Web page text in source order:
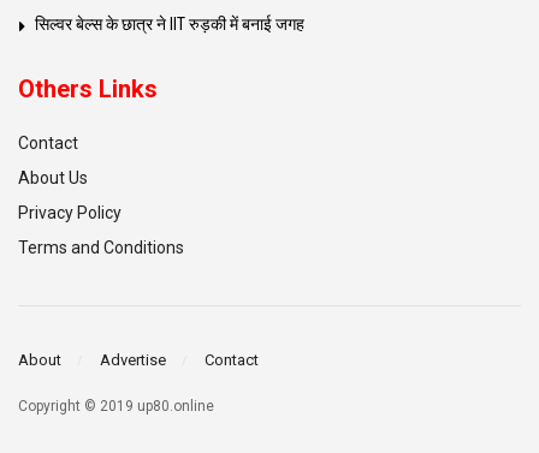
सिल्वर बेल्स के छात्र ने IIT रुड़की में बनाई जगह
Others Links
Contact
About Us
Privacy Policy
Terms and Conditions
About Advertise Contact
Copyright © 2019 up80.online